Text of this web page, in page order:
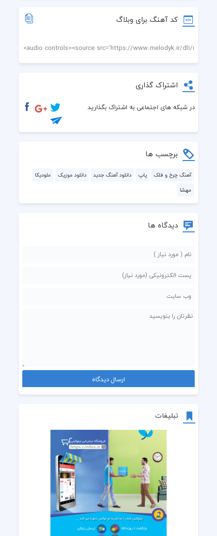
تبلیغات
من برم شاید کسی دلتنگ این آدم نشه
کد آهنگ برای وبلاگ
اشتراک گذاری
در شبکه های اجتماعی به اشتراک بگذارید
برچسب ها
آهنگ چرخ و فلک پاپ دانلود آهنگ جدید دانلود موزیک
ملودیکا
مهشا
دیدگاه ها